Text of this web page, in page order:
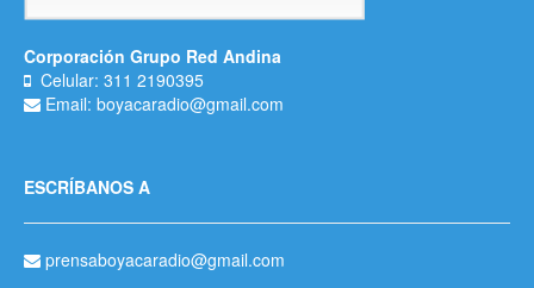
Corporación Grupo Red Andina
Celular: 311 2190395
Email: boyacaradio@gmail.com
ESCRÍBANOS A
prensaboyacaradio@gmail.com